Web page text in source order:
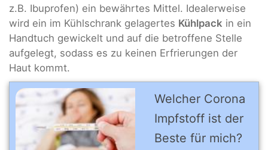
z.B. Ibuprofen) ein bewährtes Mittel. Idealerweise
wird ein im Kühlschrank gelagertes Kühlpack in ein
Handtuch gewickelt und auf die betroffene Stelle
aufgelegt, sodass es zu keinen Erfrierungen der
Haut kommt.
Welcher Corona
Impfstoff ist der
Beste für mich?